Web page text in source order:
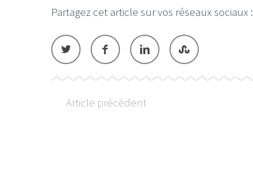
Partagez cet article sur vos réseaux sociaux :
Article précédent